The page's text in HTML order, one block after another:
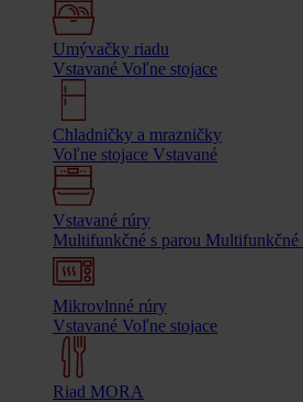
Umývačky riadu
Vstavané Voľne stojace
Chladničky a mrazničky
Voľne stojace Vstavané
Vstavané rúry
Multifunkčné s parou Multifunkčné
Mikrovlnné rúry
Vstavané Voľne stojace
Riad MORA